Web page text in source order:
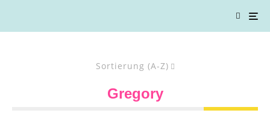
Sortierung (A-Z)
Gregory